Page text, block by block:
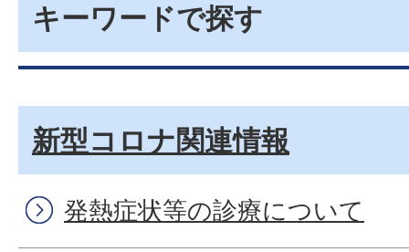
キーワードで探す
新型コロナ関連情報
発熱症状等の診療について